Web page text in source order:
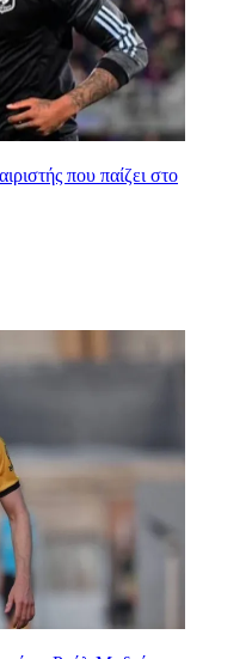
που παίζει στο